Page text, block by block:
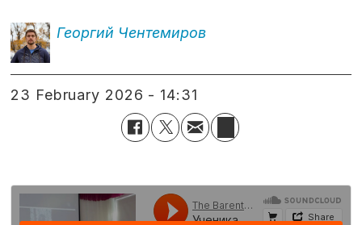
Георгий Чентемиров
23 February 2026 - 14:31